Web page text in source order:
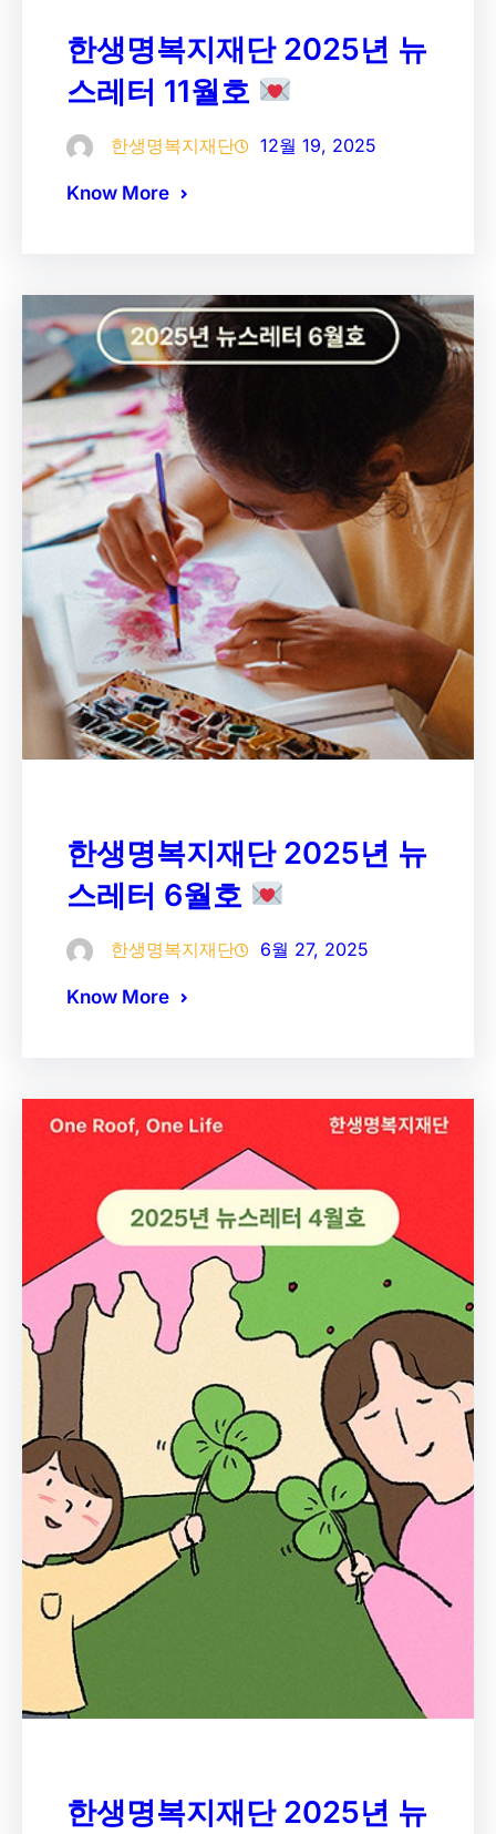
한생명복지재단 2025년 뉴
스레터 11월호
한생명복지재단 12월 19, 2025
Know More
한생명복지재단 2025년 뉴
스레터 6월호
한생명복지재단 6월 27, 2025
Know More
한생명복지재단 2025년 뉴